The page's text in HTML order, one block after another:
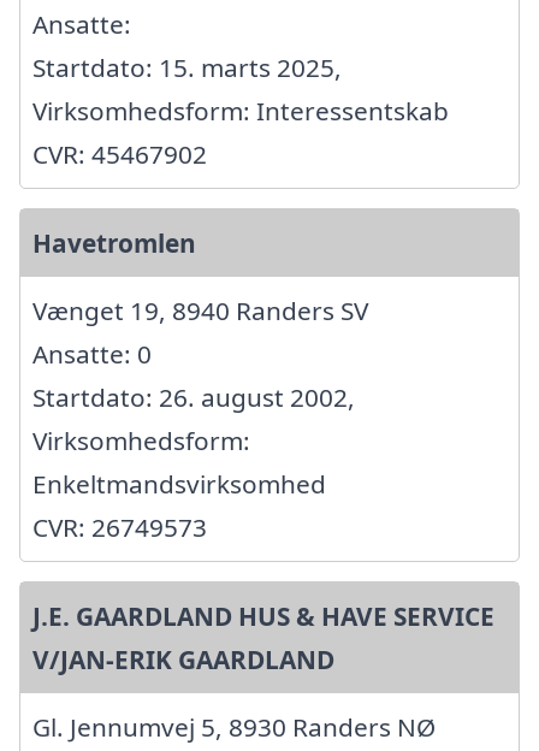
Ansatte:
Startdato: 15. marts 2025,
Virksomhedsform: Interessentskab
CVR: 45467902
Havetromlen
Vænget 19, 8940 Randers SV
Ansatte: 0
Startdato: 26. august 2002,
Virksomhedsform:
Enkeltmandsvirksomhed
CVR: 26749573
J.E. GAARDLAND HUS & HAVE SERVICE
V/JAN-ERIK GAARDLAND
Gl. Jennumvej 5, 8930 Randers NØ